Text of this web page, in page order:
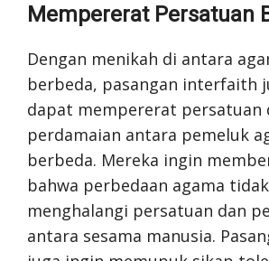
Mempererat Persatuan
Dengan menikah di antara
berbeda, pasangan interfaith
dapat mempererat persatuan
perdamaian antara pemeluk
berbeda. Mereka ingin
bahwa perbedaan agama
menghalangi persatuan dan
antara sesama manusia.